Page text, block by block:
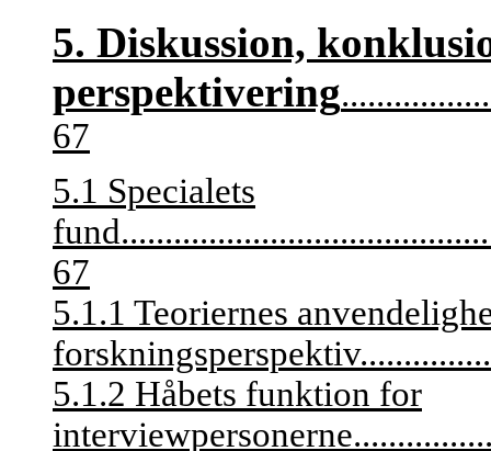
5. Diskussion,
perspektivering
67
5.1 Specialets
fund
67
5.1.1 Teoriernes
forskningsperspektiv
5.1.2 Håbets funktion for
interviewpersonerne